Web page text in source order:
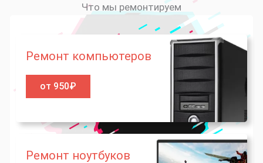
Что мы ремонтируем
Ремонт компьютеров
от 950₽
Ремонт ноутбуков